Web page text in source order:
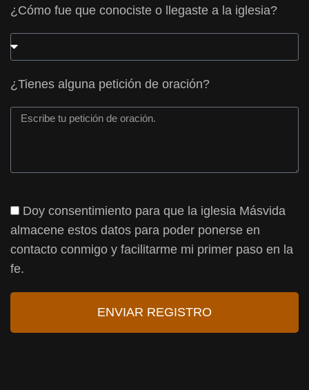
¿Cómo fue que conociste o llegaste a la iglesia?
¿Tienes alguna petición de oración?
Doy consentimiento para que la iglesia Másvida
almacene estos datos para poder ponerse en
contacto conmigo y facilitarme mi primer paso en la
fe.
ENVIAR REGISTRO